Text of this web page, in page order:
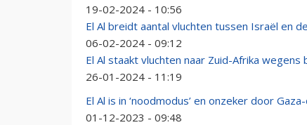
19-02-2024 - 10:56
El Al breidt aantal vluchten tussen Israël en
06-02-2024 - 09:12
El Al staakt vluchten naar Zuid-Afrika wegens
26-01-2024 - 11:19
El Al is in ‘noodmodus’ en onzeker door
01-12-2023 - 09:48